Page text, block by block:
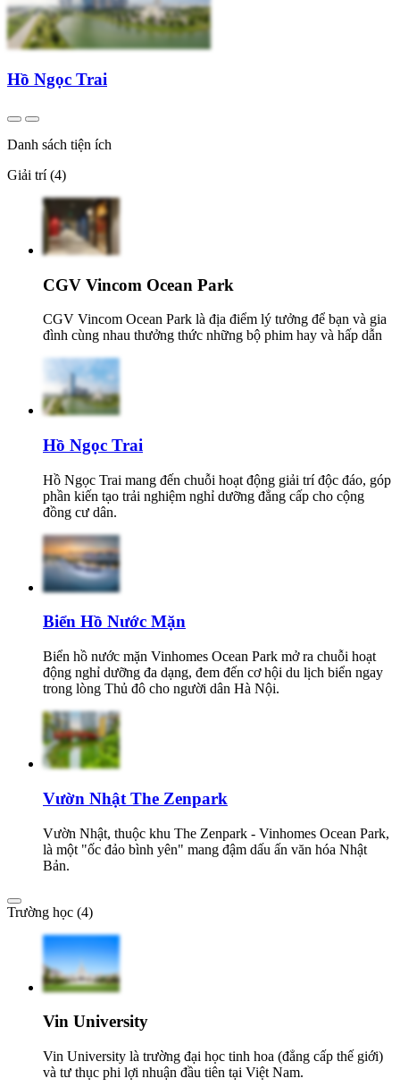
Hồ Ngọc Trai
Danh sách tiện ích
Giải trí (4)
CGV Vincom Ocean Park
CGV Vincom Ocean Park là địa điểm lý tưởng để bạn và gia
đình cùng nhau thưởng thức những bộ phim hay và hấp dẫn
Hồ Ngọc Trai
Hồ Ngọc Trai mang đến chuỗi hoạt động giải trí độc đáo, góp
phần kiến tạo trải nghiệm nghỉ dưỡng đẳng cấp cho cộng
đồng cư dân.
Biển Hồ Nước Mặn
Biển hồ nước mặn Vinhomes Ocean Park mở ra chuỗi hoạt
động nghỉ dưỡng đa dạng, đem đến cơ hội du lịch biển ngay
trong lòng Thủ đô cho người dân Hà Nội.
Vườn Nhật The Zenpark
Vườn Nhật, thuộc khu The Zenpark - Vinhomes Ocean Park,
là một "ốc đảo bình yên" mang đậm dấu ấn văn hóa Nhật
Bản.
Trường học (4)
Vin University
Vin University là trường đại học tinh hoa (đẳng cấp thế giới)
và tư thục phi lợi nhuận đầu tiên tại Việt Nam.